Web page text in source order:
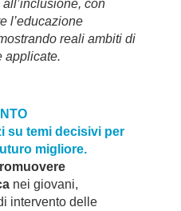
con
l’educazione
reali ambiti di
applicate.
su temi decisivi per
migliore.
nei giovani,
intervento delle